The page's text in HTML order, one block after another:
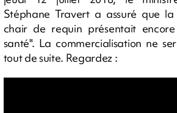
Stéphane Travert a assuré que la
chair de requin présentait
santé". La commercialisation ne
tout de suite. Regardez :